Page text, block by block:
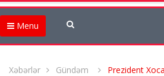
Menu
Xəbərlər Gündəm
Prezident